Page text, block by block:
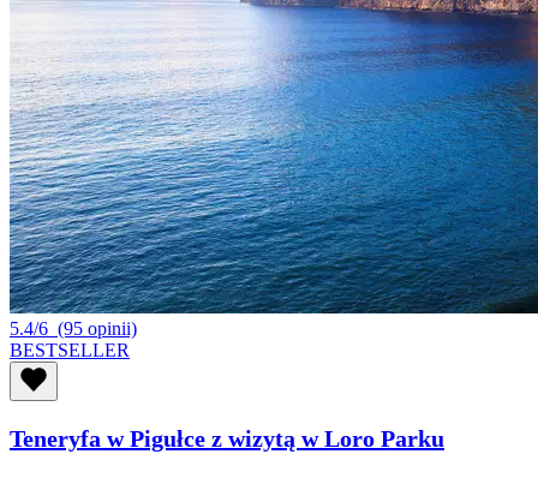
5.4/6 (95 opinii)
BESTSELLER
Teneryfa w Pigułce z wizytą w Loro Parku